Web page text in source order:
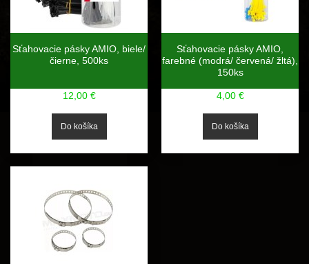
Sťahovacie pásky AMIO, biele/
čierne, 500ks
12,00 €
Sťahovacie pásky AMIO,
farebné (modrá/ červená/ žltá),
150ks
4,00 €